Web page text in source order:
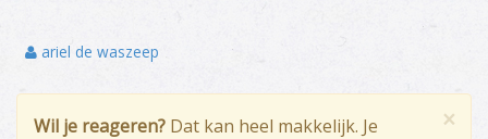
ariel de waszeep
×
Wil je reageren? Dat kan heel makkelijk. Je